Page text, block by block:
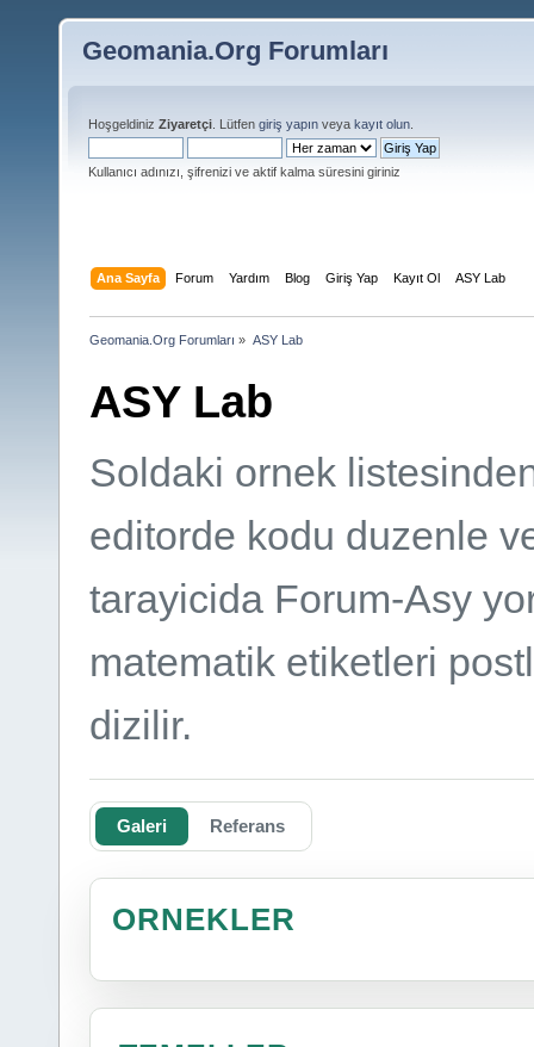
Geomania.Org Forumları
Hoşgeldiniz Ziyaretçi . Lütfen giriş yapın veya kayıt olun
Kullanıcı adınızı, şifrenizi ve aktif kalma süresini giriniz
Ana Sayfa Forum Yardım Blog Giriş Yap Kayıt Ol ASY Lab
Geomania.Org Forumları » ASY Lab
ASY Lab
Soldaki ornek
editorde kodu duzenle
tarayicida Forum-Asy
matematik etiketleri
dizilir.
Galeri Referans
ORNEKLER